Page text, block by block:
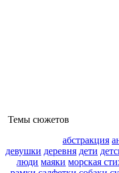
Темы сюжетов
абстракция
девушки деревня дети
люди маяки морская